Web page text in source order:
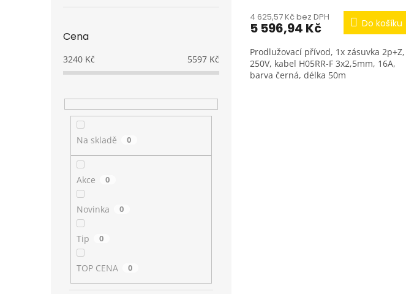
Cena
3240 Kč 5597 Kč
Na skladě 0
Akce 0
Novinka 0
Tip 0
TOP CENA 0
4 625,57 Kč bez DPH
5 596,94 Kč Do košíku
Prodlužovací přívod, 1x zásuvka 2p+Z,
250V, kabel H05RR-F 3x2,5mm, 16A,
barva černá, délka 50m